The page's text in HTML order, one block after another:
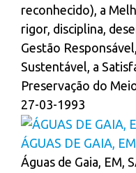
reconhecido), a
rigor, disciplina,
Gestão
Sustentável, a
Preservação do
27-03-1993
ÁGUAS DE GAIA,
Águas de Gaia, EM,